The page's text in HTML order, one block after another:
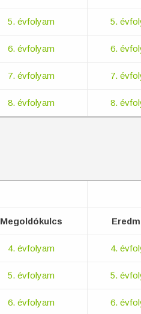
5. évfolyam 5.
6. évfolyam 6.
7. évfolyam 7.
8. évfolyam 8.
Megoldókulcs
4. évfolyam 4.
5. évfolyam 5.
6. évfolyam 6.